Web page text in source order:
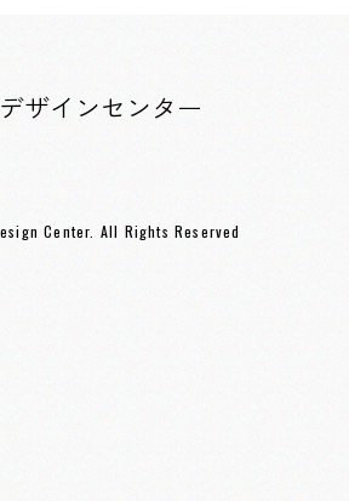
ザインセンター
Center. All Rights Reserved